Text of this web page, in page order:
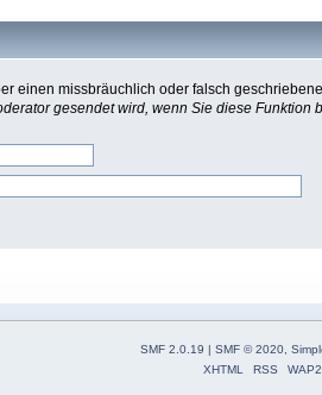
einen missbräuchlich oder falsch
gesendet wird, wenn Sie diese Funktion
SMF 2.0.19 | SMF © 2020,
XHTML
RSS WAP2